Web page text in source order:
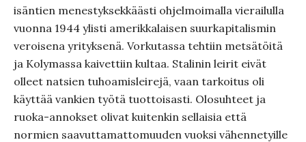
isäntien menestyksekkäästi ohjelmoimalla vierailulla
vuonna 1944 ylisti amerikkalaisen suurkapitalismin
veroisena yrityksenä. Vorkutassa tehtiin metsätöitä
ja Kolymassa kaivettiin kultaa. Stalinin leirit eivät
olleet natsien tuhoamisleirejä, vaan tarkoitus oli
käyttää vankien työtä tuottoisasti. Olosuhteet ja
ruoka-annokset olivat kuitenkin sellaisia että
normien saavuttamattomuuden vuoksi vähennetyille